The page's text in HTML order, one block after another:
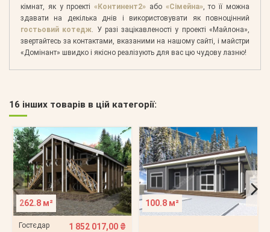
кімнат, як у проекті«Континент2» або «Сімейна», то її можна
здавати на декілька днів і використовувати як повноцінний
гостьовий котедж. У разі зацікавленості у проекті «Майлона»,
звертайтесь за контактами, вказаними на нашому сайті, і майстри
«Домінант» швидко і якісно реалізують для вас цю чудову лазню!
16 інших товарів в цій категорії:
262.8 м²
Гостєдар 1 852 017,00 ₴
100.8 м²